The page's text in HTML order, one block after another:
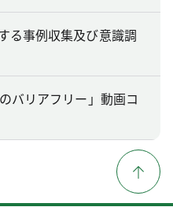
る事例収集及び意識調
バリアフリー」動画コ